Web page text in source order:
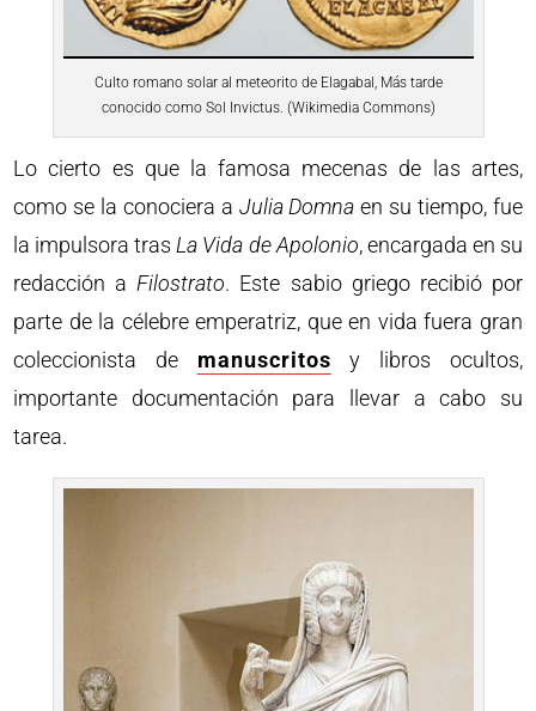
Culto romano solar al meteorito de Elagabal, Más tarde
conocido como Sol Invictus. (Wikimedia Commons)
Lo cierto es que la famosa mecenas de las artes,
como se la conociera a Julia Domna en su tiempo, fue
la impulsora trasLa Vida de Apolonio, encargada en su
redacción aFilostrato. Este sabio griego recibió por
parte de la célebre emperatriz, que en vida fuera gran
coleccionista de manuscritos y libros ocultos,
importante documentación para llevar a cabo su
tarea.